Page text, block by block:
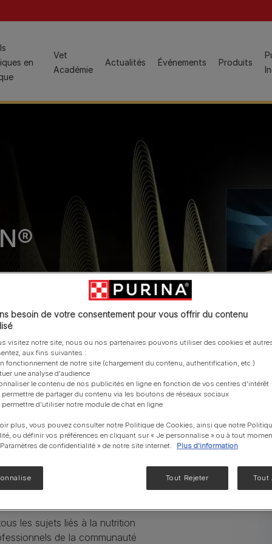
en
Études de cas
Vet
Académie
Populaire pour les étudiants vétérinaires :
Programme des jeunes vétérinaires
Actualités Événements Produits
PRO PLAN® Veterinary Diets™, aliments diététiques et
PRO PLAN®, aliments physiologiques
Produits spécialisés
Hydra Care
FortiFlora Plus
Hairball Care
NF Renal Function
EN Gastrointestinal
Voir notre gamme de produits pour chats
Center
les sujets liés à la nutrition
de la communauté
besoin de votre consentement pour vous offrir du contenu
visitez notre site, nous ou nos partenaires pouvons utiliser des cookies et
aux fins suivantes :
fonctionnement de notre site (chargement du contenu, authentification, etc.)
une analyse d'audience
le contenu de nos publicités en ligne en fonction de vos centres d'intérêt
de partager du contenu via les boutons de réseaux sociaux
d'utiliser notre module de chat en ligne
plus, vous pouvez consulter notre Politique de Cookies, ainsi que notre
ou définir vos préférences en cliquant sur « Je personnalise » ou à tout
de confidentialité » de notre site internet.
Plus d'information
Tout Rejeter Tout